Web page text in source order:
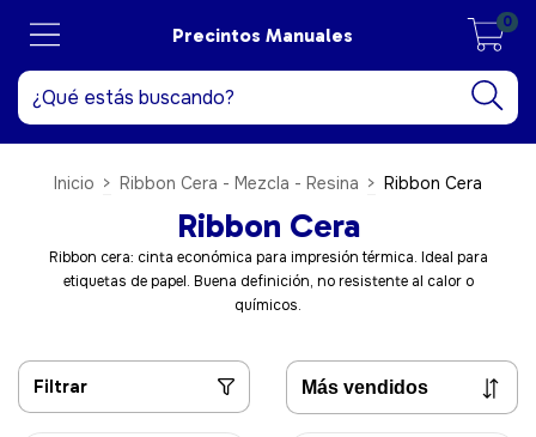
Precintos Manuales
0
Inicio > Ribbon Cera - Mezcla - Resina > Ribbon Cera
Ribbon Cera
Ribbon cera: cinta económica para impresión térmica. Ideal para
etiquetas de papel. Buena definición, no resistente al calor o
químicos.
Filtrar